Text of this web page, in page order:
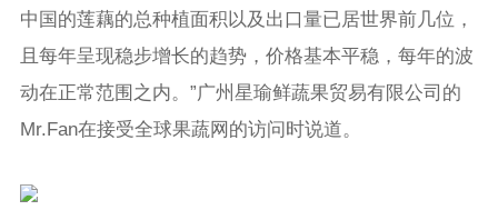
中国的莲藕的总种植面积以及出口量已居世界前几位，
且每年呈现稳步增长的趋势，价格基本平稳，每年的波
动在正常范围之内。”广州星瑜鲜蔬果贸易有限公司的
Mr.Fan在接受全球果蔬网的访问时说道。